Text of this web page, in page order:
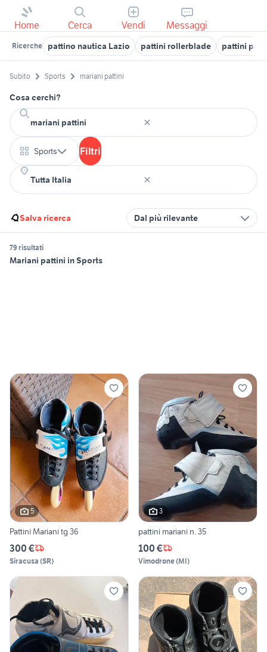
Home Cerca Vendi Messaggi
Ricerche pattino nautica Lazio pattini rollerblade pattini per
Subito Sports mariani pattini
Cosa cerchi?
Sports Filtri
Salva ricerca Dal più rilevante
79 risultati
Mariani pattini in Sports
5
Pattini Mariani tg 36
300 €
Siracusa (SR)
3
pattini mariani n. 35
100 €
Vimodrone(MI)